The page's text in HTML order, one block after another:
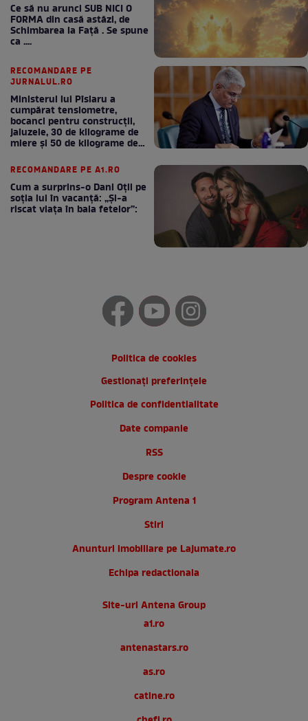
Ce să nu arunci SUB NICI O
FORMA din casă astăzi, de
Schimbarea la Față . Se spune
ca ....
RECOMANDARE PE
JURNALUL.RO
Ministerul lui Pîslaru a
cumpărat tensiometre,
bocanci pentru construcții,
jaluzele, 30 de kilograme de
miere și 50 de kilograme de
RECOMANDARE PE A1.RO
Cum a surprins-o Dani Oțil pe
soția lui în vacanță: „Și-a
riscat viața în baia fetelor”:
Politica de cookies
Gestionați preferințele
Politica de confidentialitate
Date companie
RSS
Despre cookie
Program Antena 1
Stiri
Anunturi imobiliare pe Lajumate.ro
Echipa redactionala
Site-uri Antena Group
a1.ro
antenastars.ro
as.ro
catine.ro